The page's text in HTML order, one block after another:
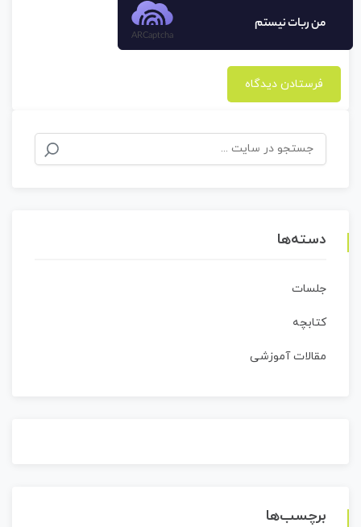
من ربات نیستم
ARCaptcha
جستجو
برای:
دسته‌ها
جلسات
کتابچه
مقالات آموزشی
برچسب‌ها